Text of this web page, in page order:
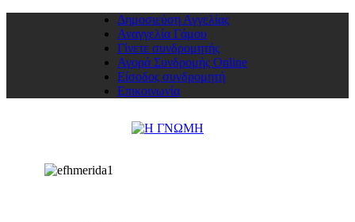
Δημοσιεύση Αγγελίας
Αναγγελία Γάμου
Γίνετε συνδρομητής
Αγορά Συνδρομής Online
Είσοδος συνδρομητή
Επικοινωνία